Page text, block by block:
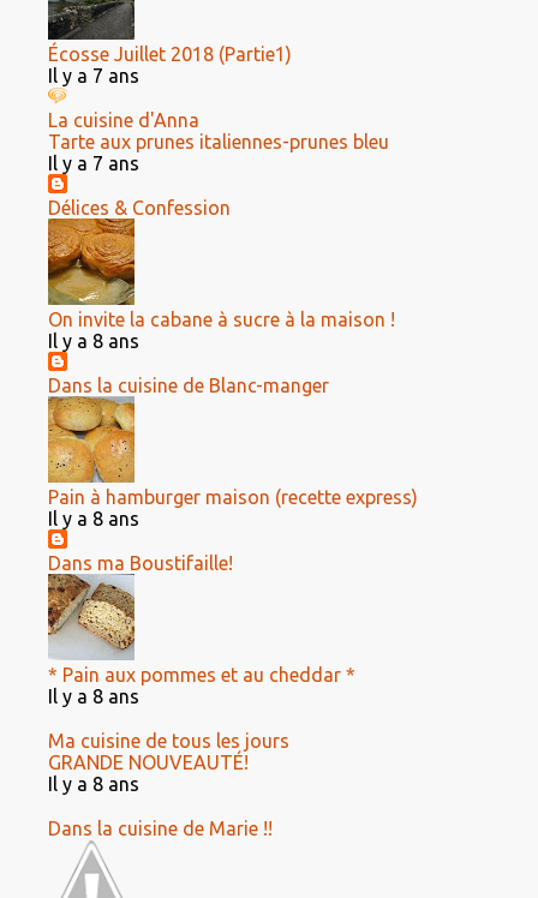
Écosse Juillet 2018 (Partie1)
Il y a 7 ans
La cuisine d'Anna
Tarte aux prunes italiennes-prunes bleu
Il y a 7 ans
Délices & Confession
On invite la cabane à sucre à la maison !
Il y a 8 ans
Dans la cuisine de Blanc-manger
Pain à hamburger maison (recette express)
Il y a 8 ans
Dans ma Boustifaille!
* Pain aux pommes et au cheddar *
Il y a 8 ans
Ma cuisine de tous les jours
GRANDE NOUVEAUTÉ!
Il y a 8 ans
Dans la cuisine de Marie !!